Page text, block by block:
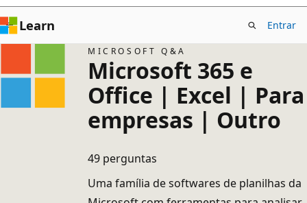
Learn Entrar
MICROSOFT Q&A
Microsoft 365 e
Office | Excel | Para
empresas | Outro
49 perguntas
Uma família de softwares de planilhas da